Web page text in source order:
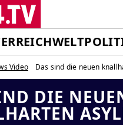
WELT
Video Das sind die neuen
DIE